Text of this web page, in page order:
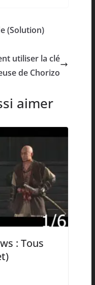
(Solution)
utiliser la clé
de Chorizo
aimer
: Tous